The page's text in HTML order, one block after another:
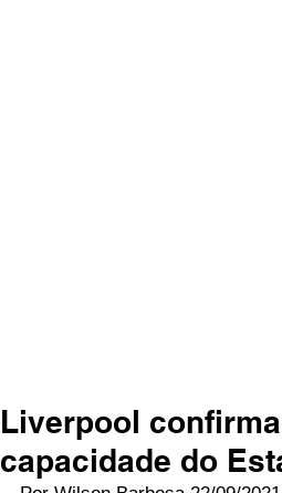
Liverpool
capacidade do